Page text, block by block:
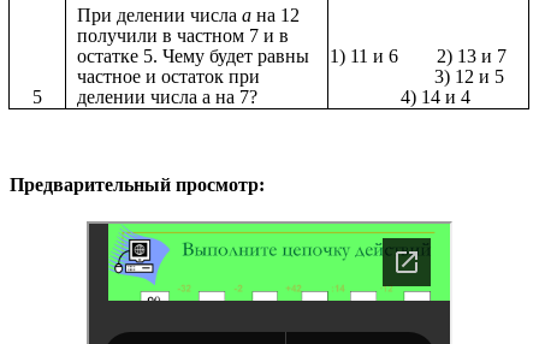
5
При делении числа а на 12
получили в частном 7 и в
остатке 5. Чему будет равны
частное и остаток при
делении числа а на 7?
1) 11 и 6 2) 13 и 7
3) 12 и 5
4) 14 и 4
Предварительный просмотр: